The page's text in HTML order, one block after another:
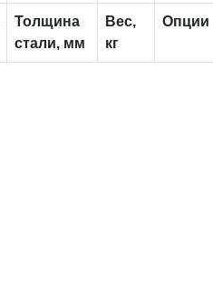
Толщина
стали, мм
Вес,
кг
Опции